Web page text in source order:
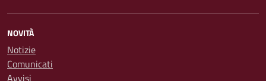
NOVITÀ
Notizie
Comunicati
Avvisi